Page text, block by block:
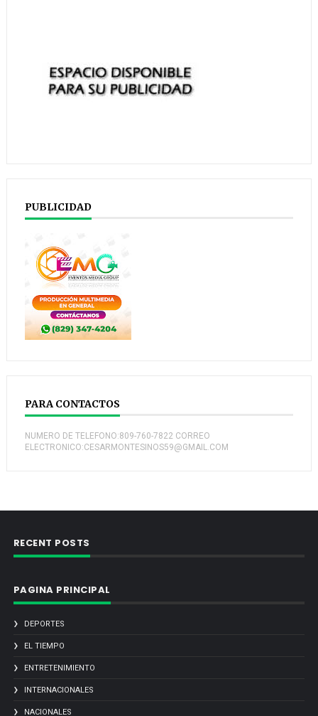
PUBLICIDAD
PARA CONTACTOS
NUMERO DE TELEFONO:809-760-7822 CORREO
ELECTRONICO:CESARMONTESINOS59@GMAIL.COM
RECENT POSTS
PAGINA PRINCIPAL
DEPORTES
EL TIEMPO
ENTRETENIMIENTO
INTERNACIONALES
NACIONALES